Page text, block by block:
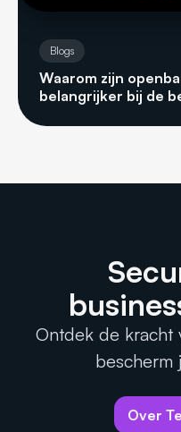
Blogs
Waarom zijn
belangrijker bij de
Ontdek de kracht
bescherm
Over